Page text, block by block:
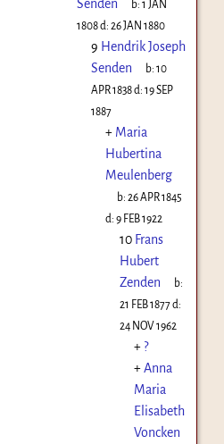
Senden
b:1 JAN
1808d: 26 JAN 1880
9 Hendrik Joseph
Senden
b:10
APR 1838d: 19 SEP
1887
+ Maria
Hubertina
Meulenberg
b:26 APR 1845
d: 9 FEB 1922
10 Frans
Hubert
Zenden
b:
21 FEB 1877d:
24 NOV 1962
+ ?
+Anna
Maria
Elisabeth
Voncken